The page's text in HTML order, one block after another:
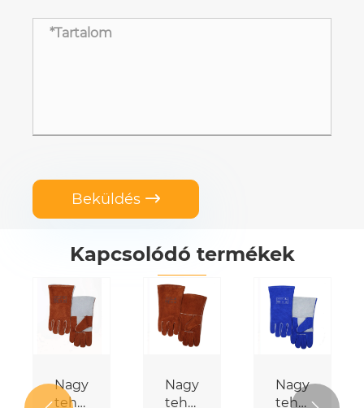
Beküldés 
Kapcsolódó termékek
Heavy
Duty
teherbírású
teherbírású